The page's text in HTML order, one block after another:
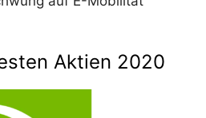
Aktien 2020